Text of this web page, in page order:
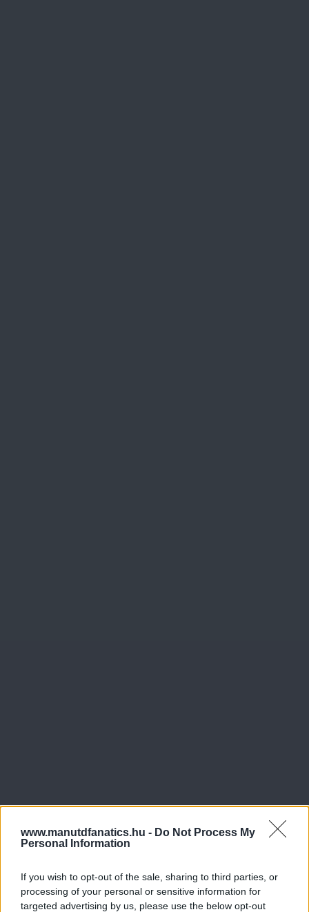
www.manutdfanatics.hu - Do Not Process My
Personal Information
If you wish to opt-out of the sale, sharing to third parties, or
processing of your personal or sensitive information for
targeted advertising by us, please use the below opt-out